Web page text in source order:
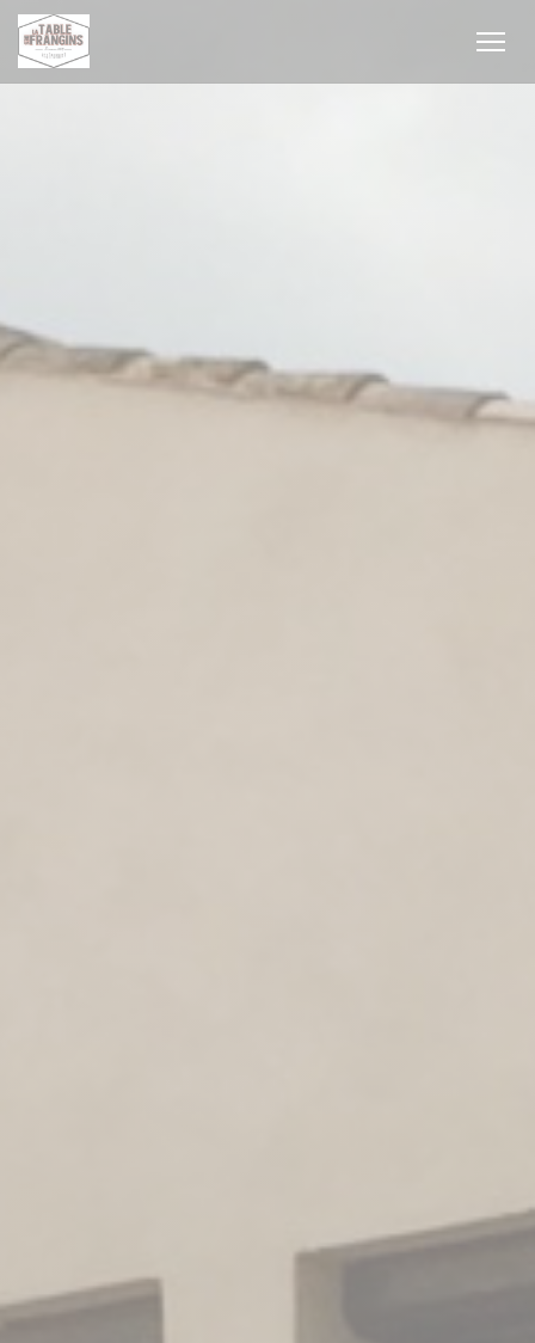
Personnalisation de vos choix en matière de cookies